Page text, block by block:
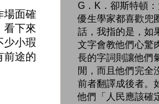
場面確
看下來
少小瑕
前途的
G．K．卻斯特頓
優生學家都喜歡兜
話，我指的是，如
文字會教他們心驚
長的字詞則讓他們
閒，而且他們完全
前者翻譯成後者。
他們「人民應該確